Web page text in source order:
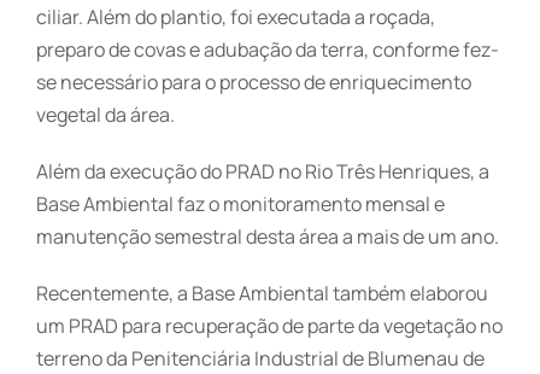
ciliar. Além do plantio, foi executada a roçada,
preparo de covas e adubação da terra, conforme fez-
se necessário para o processo de enriquecimento
vegetal da área.
Além da execução do PRAD no Rio Três Henriques, a
Base Ambiental faz o monitoramento mensal e
manutenção semestral desta área a mais de um ano.
Recentemente, a Base Ambiental também elaborou
um PRAD para recuperação de parte da vegetação no
terreno da Penitenciária Industrial de Blumenau de